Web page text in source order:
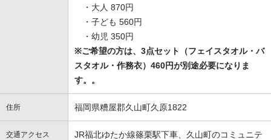
・大人 870円
・子ども 560円
・幼児 350円
※ご希望の方は、3点セット（フェイスタオル・バ
スタオル・作務衣）460円が別途必要になりま
す。。
住所 福岡県糟屋郡久山町久原1822
交通アクセス
JR福北ゆたか線篠栗駅下車、久山町のコミュニテ